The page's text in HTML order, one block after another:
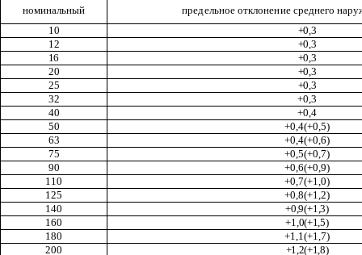
номинальный предельное отклонение среднего
10
+0,3
12
+0,3
16
+0,3
20
+0,3
25
+0,3
32
+0,3
40
+0,4
50
+0,4(+0,5)
63
+0,4(+0,6)
75
+0,5(+0,7)
90
+0,6(+0,9)
110
+0,7(+1,0)
125
+0,8(+1,2)
140
+0,9(+1,3)
160
+1,0(+1,5)
180
+1,1(+1,7)
200
+1,2(+1,8)